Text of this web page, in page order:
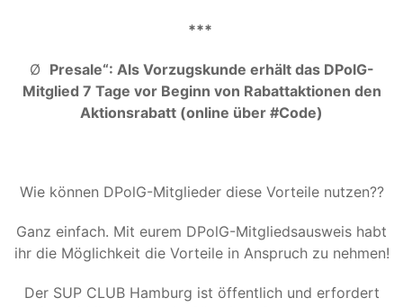
***
Ø Presale“: Als Vorzugskunde erhält das DPolG-
Mitglied 7 Tage vor Beginn von Rabattaktionen den
Aktionsrabatt (online über #Code)
Wie können DPolG-Mitglieder diese Vorteile nutzen??
Ganz einfach. Mit eurem DPolG-Mitgliedsausweis habt
ihr die Möglichkeit die Vorteile in Anspruch zu nehmen!
Der SUP CLUB Hamburg ist öffentlich und erfordert